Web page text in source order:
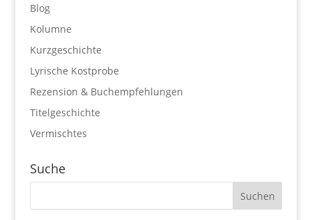
Blog
Kolumne
Kurzgeschichte
Lyrische Kostprobe
Rezension & Buchempfehlungen
Titelgeschichte
Vermischtes
Suche